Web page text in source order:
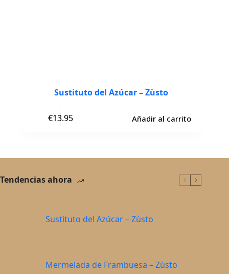
Sustituto del Azúcar – Zùsto
€13.95 Añadir al carrito
Tendencias ahora
Sustituto del Azúcar – Zùsto
Mermelada de Frambuesa – Zùsto